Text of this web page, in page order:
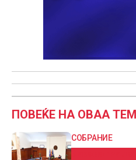
ПОВЕЌЕ НА ОВАА
СОБРАНИЕ
Законот за